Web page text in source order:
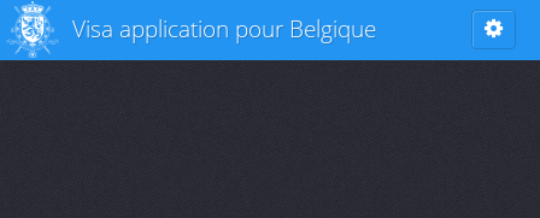
Visa application pour Belgique